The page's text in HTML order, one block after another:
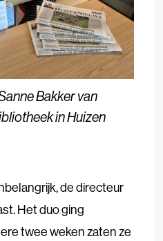
Bakker van
in Huizen
de directeur
Het duo ging
twee weken zaten ze